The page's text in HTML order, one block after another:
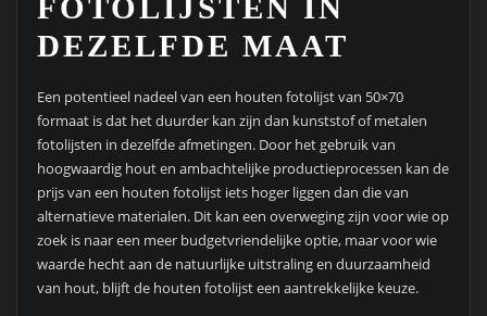
FOTOLIJSTEN IN
DEZELFDE MAAT
Een potentieel nadeel van een houten fotolijst van 50×70
formaat is dat het duurder kan zijn dan kunststof of metalen
fotolijsten in dezelfde afmetingen. Door het gebruik van
hoogwaardig hout en ambachtelijke productieprocessen kan de
prijs van een houten fotolijst iets hoger liggen dan die van
alternatieve materialen. Dit kan een overweging zijn voor wie op
zoek is naar een meer budgetvriendelijke optie, maar voor wie
waarde hecht aan de natuurlijke uitstraling en duurzaamheid
van hout, blijft de houten fotolijst een aantrekkelijke keuze.